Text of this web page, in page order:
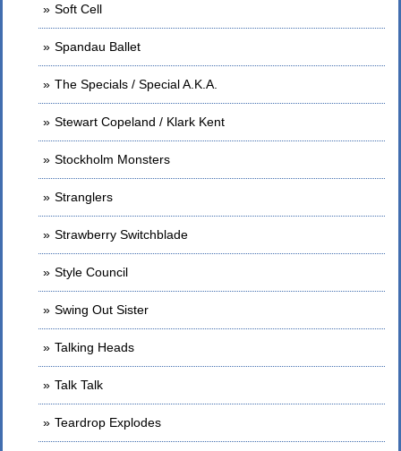
Soft Cell
Spandau Ballet
The Specials / Special A.K.A.
Stewart Copeland / Klark Kent
Stockholm Monsters
Stranglers
Strawberry Switchblade
Style Council
Swing Out Sister
Talking Heads
Talk Talk
Teardrop Explodes